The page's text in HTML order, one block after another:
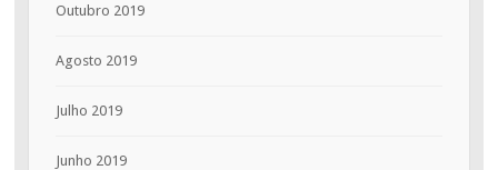
Outubro 2019
Agosto 2019
Julho 2019
Junho 2019